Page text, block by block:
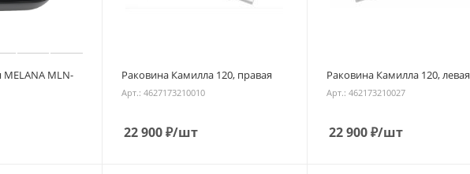
MLN-
Раковина Камилла 120, правая
Арт.: 4627173210010
22 900₽/шт
Раковина Камилла 120, левая
Арт.: 462173210027
22 900₽/шт